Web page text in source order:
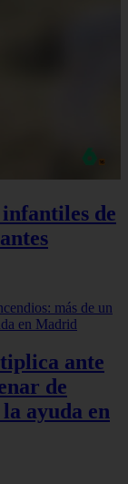
de
ante
de
ayuda en